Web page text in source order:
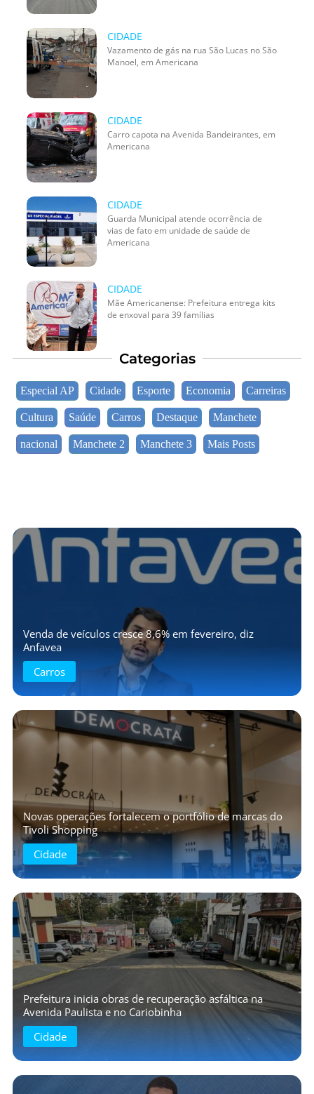
CIDADE
Vazamento de gás na rua São Lucas no São
Manoel, em Americana
CIDADE
Carro capota na Avenida Bandeirantes, em
Americana
CIDADE
Guarda Municipal atende ocorrência de
vias de fato em unidade de saúde de
Americana
CIDADE
Mãe Americanense: Prefeitura entrega kits
de enxoval para 39 famílias
Categorias
Especial AP Cidade Esporte Economia Carreiras
Cultura Saúde Carros Destaque Manchete
nacional Manchete 2 Manchete 3 Mais Posts
Venda de veículos cresce 8,6% em fevereiro, diz
Anfavea
Carros
Novas operações fortalecem o portfólio de marcas do
Tivoli Shopping
Cidade
Prefeitura inicia obras de recuperação asfáltica na
Avenida Paulista e no Cariobinha
Cidade